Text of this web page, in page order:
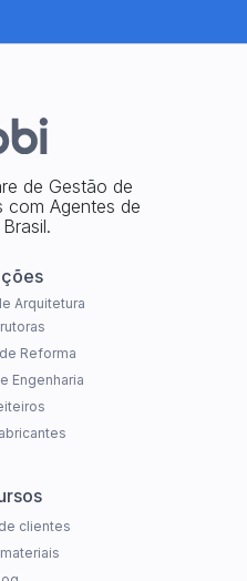
de Gestão de
com Agentes de
Arquitetura
Reforma
Engenharia
clientes